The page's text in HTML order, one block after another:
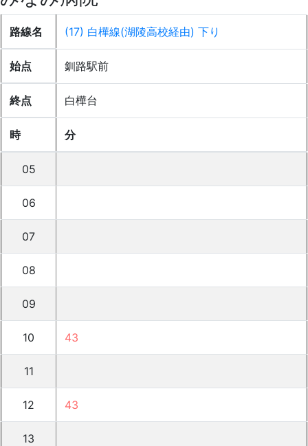
路線名 (17) 白樺線(湖陵高校経由) 下り
始点 釧路駅前
終点 白樺台
時 分
05
06
07
08
09
10 43
11
12 43
13